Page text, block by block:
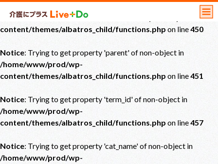
Notice: Undefined offset: 0 in
content/themes/albatros_child/functions.php on line450
Notice: Trying to get property 'parent' of non-object in
/home/www/prod/wp-
content/themes/albatros_child/functions.php on line451
Notice: Trying to get property 'term_id' of non-object in
/home/www/prod/wp-
content/themes/albatros_child/functions.php on line457
Notice: Trying to get property 'cat_name' of non-object in
/home/www/prod/wp-